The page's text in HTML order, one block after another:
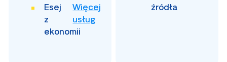
Esej
z
ekonomii
Więcej
usług
źródła